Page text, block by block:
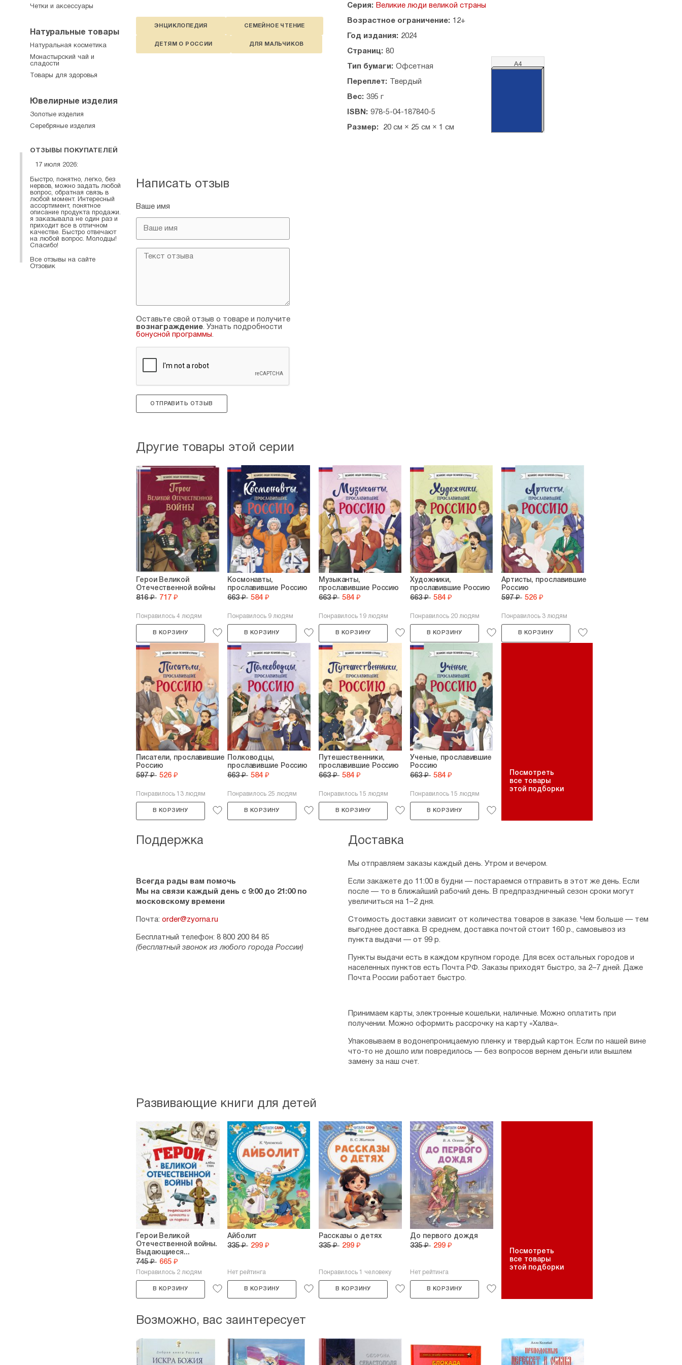
ЭНЦИКЛОПЕДИЯ СЕМЕЙНОЕ ЧТЕНИЕ
ДЕТЯМ О РОССИИ ДЛЯ МАЛЬЧИКОВ
Дмитрий Пожарский
Пётр I, прозванный Великим
Александр Суворов
Григорий Потёмкин
Фёдор Ушаков
Михаил Голенищев-Кутузов
Денис Давыдов
Павел Нахимов
Михаил Скобелев
Алексей Брусилов
Василий Чапаев
Константин Рокоссовский
Серия: Великие люди великой страны
Возрастное ограничение: 12+
Год издания: 2024
Страниц: 80
Тип бумаги: Офсетная
Переплет: Твердый
Вес: 395 г
ISBN: 978-5-04-187840-5
Размер: 20 см × 25 см × 1 см
А4
Написать отзыв
Ваше имя
Оставьте свой отзыв о товаре и получите
вознаграждение. Узнать подробности
бонусной программы.
ОТПРАВИТЬ ОТЗЫВ
Другие товары этой серии
Герои Великой
Отечественной войны
816 ₽ 717 ₽
Понравилось 4 людям
В КОРЗИНУ
Космонавты,
прославившие Россию
663 ₽ 584 ₽
Понравилось 9 людям
В КОРЗИНУ
Музыканты,
прославившие Россию
663 ₽ 584 ₽
Понравилось 19 людям
В КОРЗИНУ
Художники,
прославившие Россию
663 ₽ 584 ₽
Понравилось 20 людям
В КОРЗИНУ
Артисты, прославившие
Россию
597 ₽ 526 ₽
Понравилось 3 людям
В КОРЗИНУ
Писатели, прославившие
Россию
597 ₽ 526 ₽
Понравилось 13 людям
В КОРЗИНУ
Полководцы,
прославившие Россию
663 ₽ 584 ₽
Понравилось 25 людям
В КОРЗИНУ
Путешественники,
прославившие Россию
663 ₽ 584 ₽
Понравилось 15 людям
В КОРЗИНУ
Ученые, прославившие
Россию
663 ₽ 584 ₽
Понравилось 15 людям
В КОРЗИНУ
Посмотреть
все товары
этой подборки
Поддержка
Всегда рады вам помочь
Мы на связи каждый день с 9:00 до 21:00 по
московскому времени
Почта: order@zyorna.ru
Бесплатный телефон: 8 800 200 84 85
(бесплатный звонок из любого города России)
Доставка
Мы отправляем заказы каждый день. Утром и вечером.
Если закажете до 11:00 в будни — постараемся отправить в этот же день. Если
после — то в ближайший рабочий день. В предпраздничный сезон сроки могут
увеличиться на 1–2 дня.
Стоимость доставки зависит от количества товаров в заказе. Чем больше — тем
выгоднее доставка. В среднем, доставка почтой стоит 160 р., самовывоз из
пункта выдачи — от 99 р.
Пункты выдачи есть в каждом крупном городе. Для всех остальных городов и
населенных пунктов есть Почта РФ. Заказы приходят быстро, за 2–7 дней. Даже
Почта России работает быстро.
Принимаем карты, электронные кошельки, наличные. Можно оплатить при
получении. Можно оформить рассрочку на карту «Халва».
Упаковываем в водонепроницаемую пленку и твердый картон. Если по нашей вине
что-то не дошло или повредилось — без вопросов вернем деньги или вышлем
замену за наш счет.
Развивающие книги для детей
Герои Великой
Отечественной войны.
Выдающиеся...
745 ₽ 665 ₽
Понравилось 2 людям
В КОРЗИНУ
Айболит
335 ₽ 299 ₽
Нет рейтинга
В КОРЗИНУ
Рассказы о детях
335 ₽ 299 ₽
Понравилось 1 человеку
В КОРЗИНУ
До первого дождя
335 ₽ 299 ₽
Нет рейтинга
В КОРЗИНУ
Посмотреть
все товары
этой подборки
Возможно, вас заинтересует
Четки и аксессуары
Натуральные товары
Натуральная косметика
Монастырский чай и
сладости
Товары для здоровья
Ювелирные изделия
Золотые изделия
Серебряные изделия
ОТЗЫВЫ ПОКУПАТЕЛЕЙ
17 июля 2026:
Быстро, понятно, легко, без
нервов, можно задать любой
вопрос, обратная связь в
любой момент. Интересный
ассортимент, понятное
описание продукта продажи.
я заказывала не один раз и
приходит все в отличном
качестве. Быстро отвечают
на любой вопрос. Молодцы!
Спасибо!
Все отзывы на сайте
Отзовик